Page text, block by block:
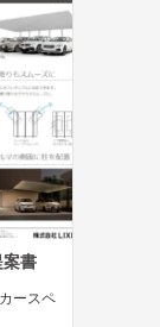
案書
ースペ